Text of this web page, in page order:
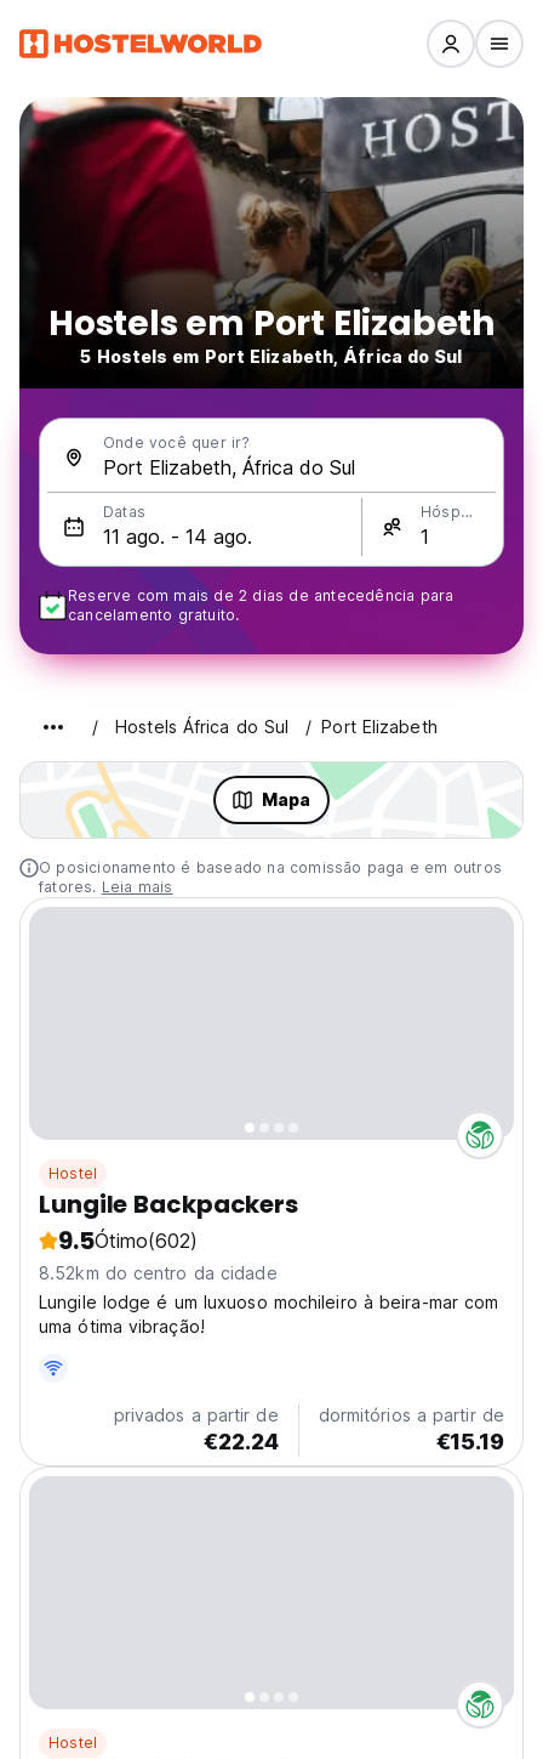
Hostels em Port Elizabeth
5 Hostels em Port Elizabeth, África do Sul
Onde você quer ir?
Datas Hóspedes
Reserve com mais de 2 dias de antecedência para
cancelamento gratuito.
Hostels África do Sul Port Elizabeth
Mapa
O posicionamento é baseado na comissão paga e em outros
fatores. Leia mais
Hostel
Lungile Backpackers
9.5Ótimo(602)
8.52km do centro da cidade
Lungile lodge é um luxuoso mochileiro à beira-mar com
uma ótima vibração!
privados a partir de
€22.24
dormitórios a partir de
€15.19
Hostel